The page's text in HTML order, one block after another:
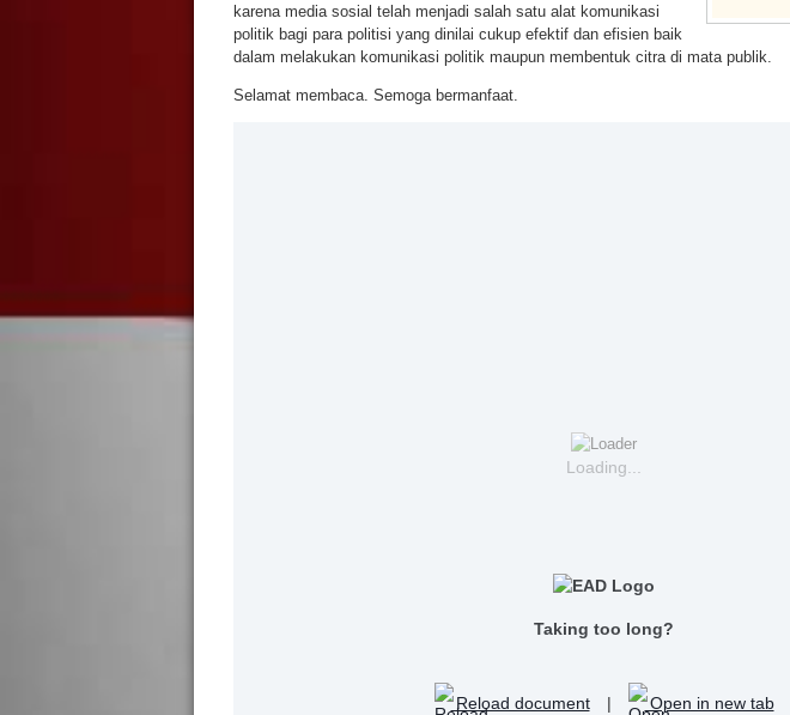
karena media sosial telah menjadi salah satu alat komunikasi
politik bagi para politisi yang dinilai cukup efektif dan efisien baik
dalam melakukan komunikasi politik maupun membentuk citra di mata publik.
Selamat membaca. Semoga bermanfaat.
Loading...
Taking too long?
Reload document | Open in new tab